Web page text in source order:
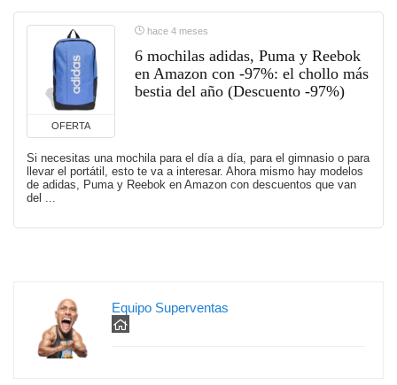
OFERTA
hace 4 meses
6 mochilas adidas, Puma y Reebok
en Amazon con -97%: el chollo más
bestia del año (Descuento -97%)
Si necesitas una mochila para el día a día, para el gimnasio o para
llevar el portátil, esto te va a interesar. Ahora mismo hay modelos
de adidas, Puma y Reebok en Amazon con descuentos que van
del ...
Equipo Superventas